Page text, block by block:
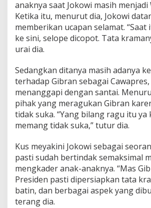
anaknya saat Jokowi masih menjadi
Ketika itu, menurut dia, Jokowi
memberikan ucapan selamat. “Saat
ke sini, selope dicopot. Tata
urai dia.
Sedangkan ditanya masih adanya
terhadap Gibran sebagai Cawapres,
menanggapi dengan santai.
pihak yang meragukan Gibran
tidak suka. “Yang bilang ragu itu ya
memang tidak suka,” tutur dia.
Kus meyakini Jokowi sebagai
pasti sudah bertindak semaksimal
mengkader anak-anaknya. “Mas
Presiden pasti dipersiapkan tata
batin, dan berbagai aspek yang
terang dia.